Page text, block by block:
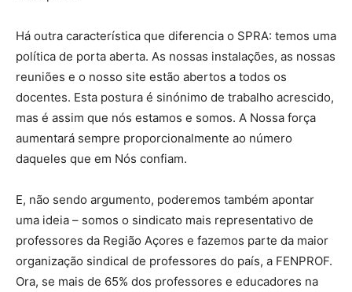
Há outra característica que diferencia o SPRA: temos uma
política de porta aberta. As nossas instalações, as nossas
reuniões e o nosso site estão abertos a todos os
docentes. Esta postura é sinónimo de trabalho acrescido,
mas é assim que nós estamos e somos. A Nossa força
aumentará sempre proporcionalmente ao número
daqueles que em Nós confiam.
E, não sendo argumento, poderemos também apontar
uma ideia – somos o sindicato mais representativo de
professores da Região Açores e fazemos parte da maior
organização sindical de professores do país, a FENPROF.
Ora, se mais de 65% dos professores e educadores na